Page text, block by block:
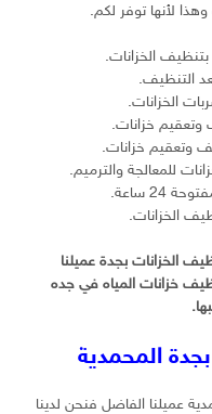
لأنها توفر لكم.
الخزانات.
التنظيف.
الخزانات.
خزانات.
وتعقيم خزانات.
للمعالجة والترميم.
ساعة.
الخزانات.
الخزانات بجدة عميلنا
خزانات المياه في جده
المحمدية
عميلنا الفاضل فنحن لدينا